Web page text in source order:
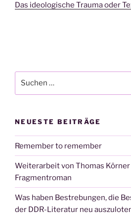
Das ideologische Trauma oder
nach:
NEUESTE BEITRÄGE
Remember to remember
Weiterarbeit von Thomas Körner
Fragmentroman
Was haben Bestrebungen, die
der DDR-Literatur neu